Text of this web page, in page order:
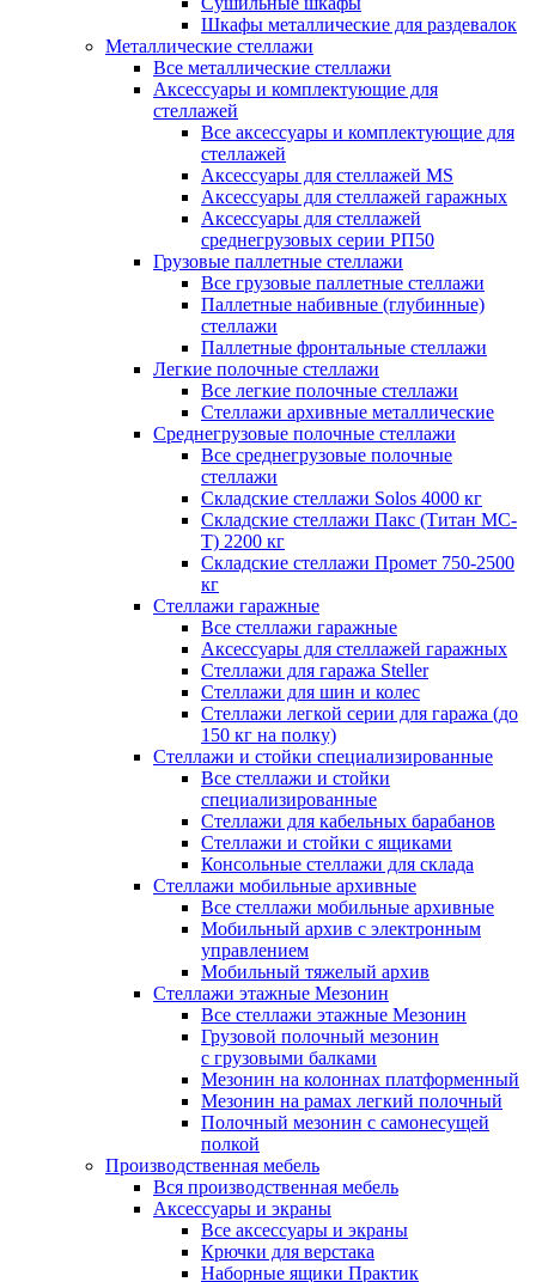
Шкафы металлические для раздевалок
Металлические стеллажи
Все металлические стеллажи
Аксессуары и комплектующие для
стеллажей
Все аксессуары и комплектующие для
стеллажей
Аксессуары для стеллажей MS
Аксессуары для стеллажей гаражных
Аксессуары для стеллажей
среднегрузовых серии РП50
Грузовые паллетные стеллажи
Все грузовые паллетные стеллажи
Паллетные набивные (глубинные)
стеллажи
Паллетные фронтальные стеллажи
Легкие полочные стеллажи
Все легкие полочные стеллажи
Стеллажи архивные металлические
Среднегрузовые полочные стеллажи
Все среднегрузовые полочные
стеллажи
Складские стеллажи Solos 4000 кг
Складские стеллажи Пакс (Титан МС-
Т) 2200 кг
Складские стеллажи Промет 750-2500
кг
Стеллажи гаражные
Все стеллажи гаражные
Аксессуары для стеллажей гаражных
Стеллажи для гаража Steller
Стеллажи для шин и колес
Стеллажи легкой серии для гаража (до
150 кг на полку)
Стеллажи и стойки специализированные
Все стеллажи и стойки
специализированные
Стеллажи для кабельных барабанов
Стеллажи и стойки с ящиками
Консольные стеллажи для склада
Стеллажи мобильные архивные
Все стеллажи мобильные архивные
Мобильный архив с электронным
управлением
Мобильный тяжелый архив
Стеллажи этажные Мезонин
Все стеллажи этажные Мезонин
Грузовой полочный мезонин
с грузовыми балками
Мезонин на колоннах платформенный
Мезонин на рамах легкий полочный
Полочный мезонин с самонесущей
полкой
Производственная мебель
Вся производственная мебель
Аксессуары и экраны
Все аксессуары и экраны
Крючки для верстака
Наборные ящики Практик